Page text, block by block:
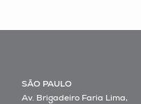
SÃO PAULO
Av. Brigadeiro Faria Lima,